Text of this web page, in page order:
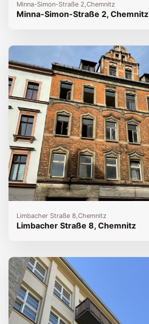
Minna-Simon-Straße 2,Chemnitz
Minna-Simon-Straße 2, Chemnitz
Limbacher Straße 8,Chemnitz
Limbacher Straße 8, Chemnitz